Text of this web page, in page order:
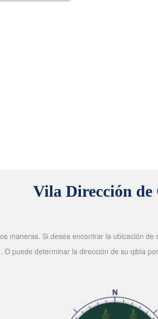
Vila Dirección de
maneras. Si desea encontrar la ubicación
puede determinar la dirección de su qibla